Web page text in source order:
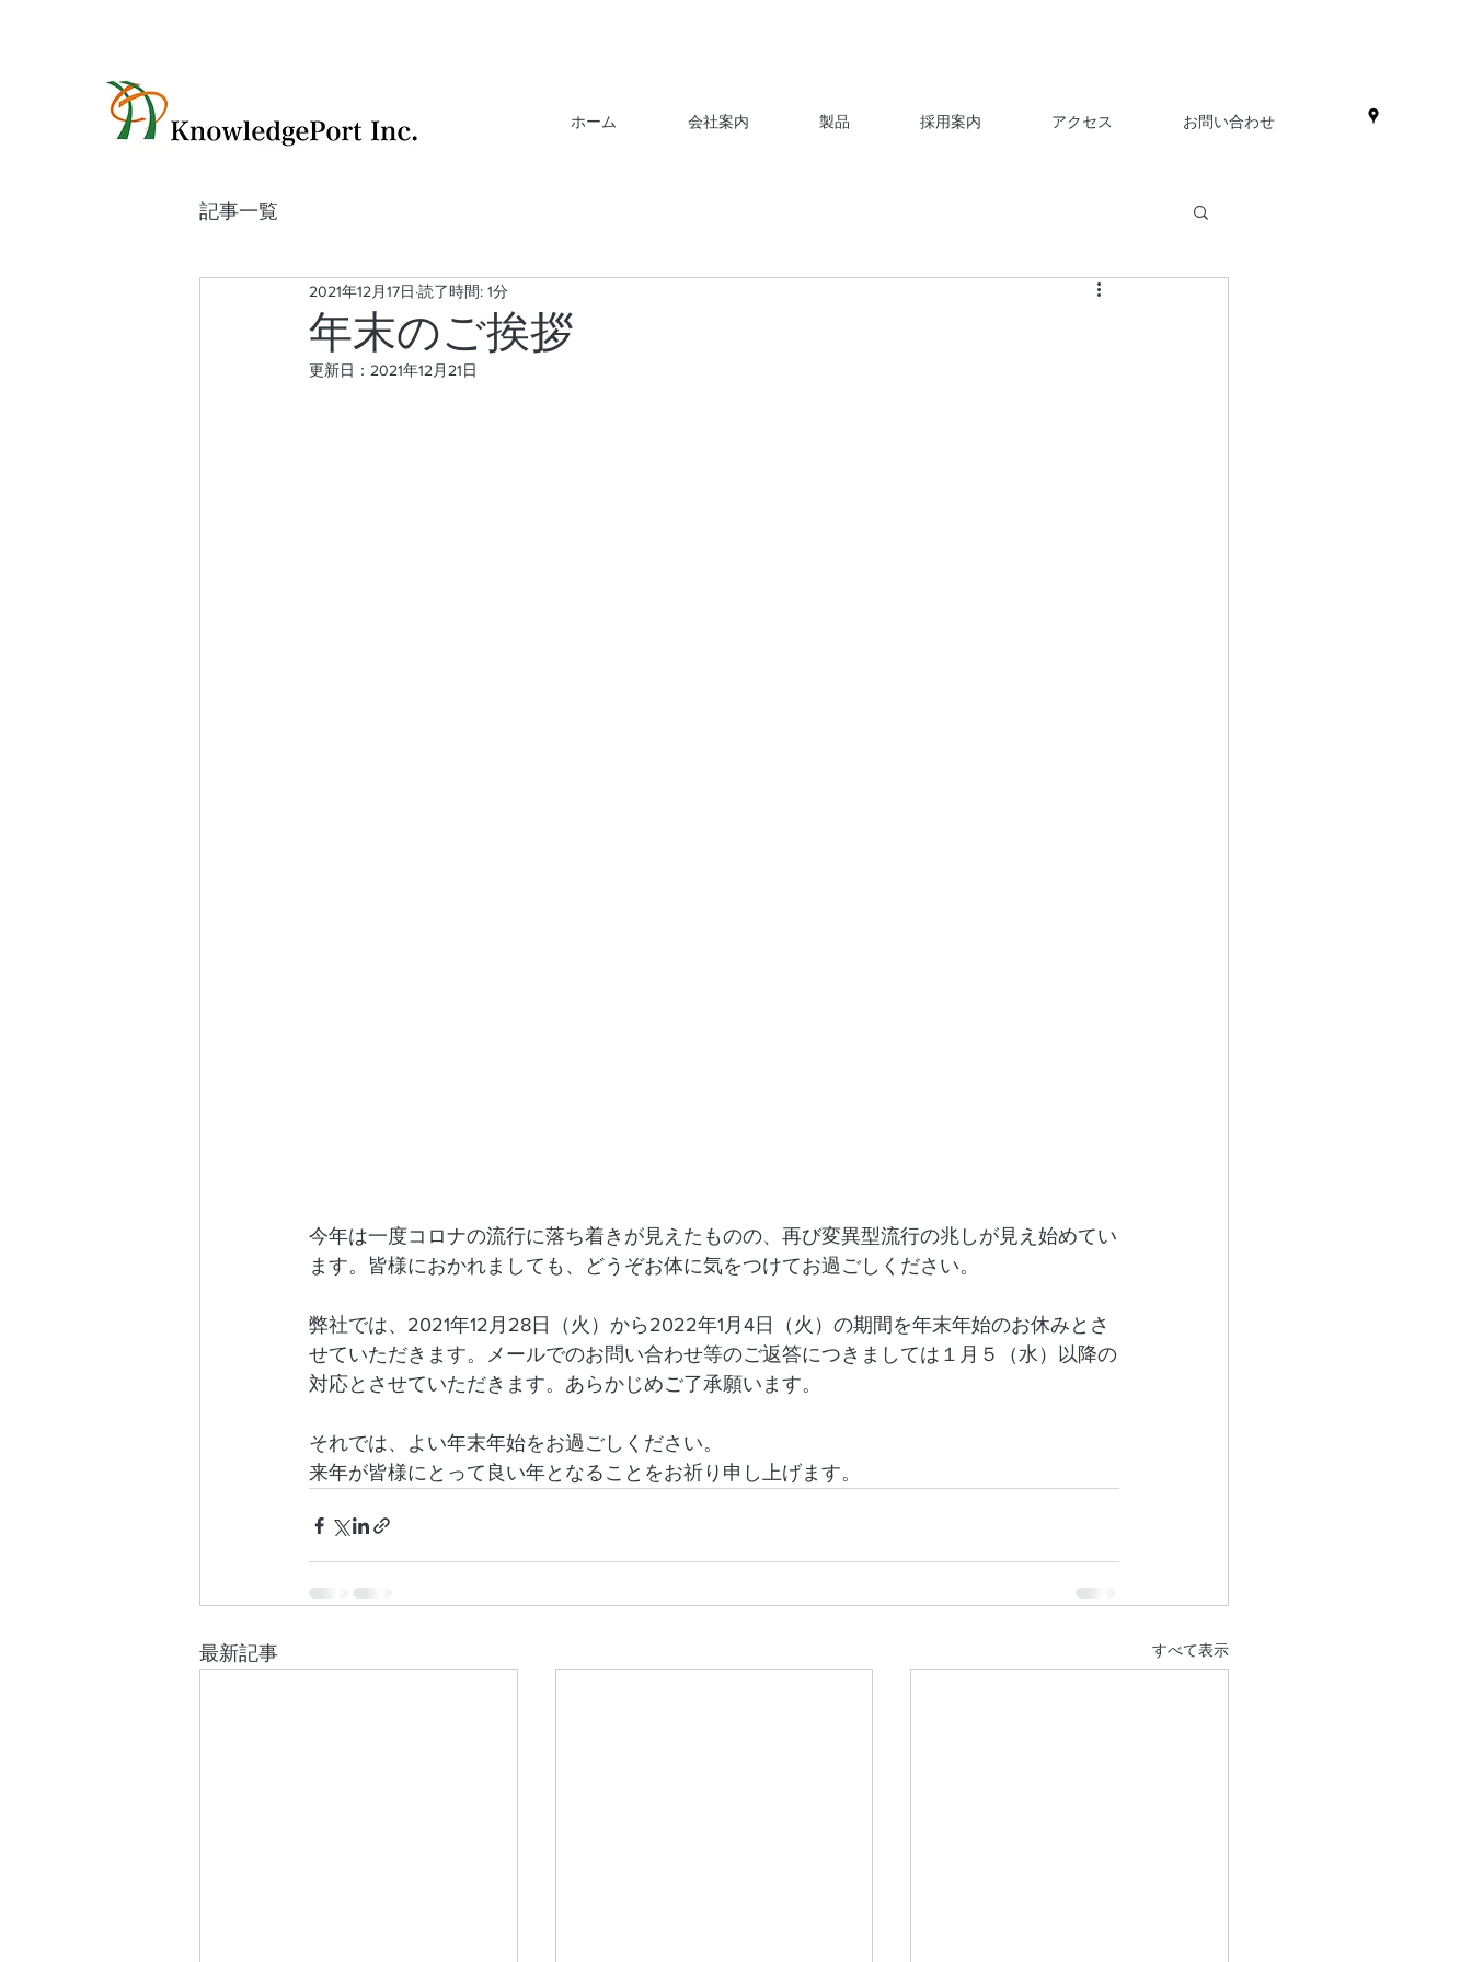
ホーム 会社案内 製品 採用案内 アクセス お問い合わせ
記事一覧
年末のご挨拶
2021年12月17日 読了時間: 1分
更新日： 2021年12月21日
今年は一度コロナの流行に落ち着きが見えたものの、再び変異型流行の兆しが見え始めてい
ます。皆様におかれましても、どうぞお体に気をつけてお過ごしください。
弊社では、2021年12月28日（火）から2022年1月4日（火）の期間を年末年始のお休みとさ
せていただきます。メールでのお問い合わせ等のご返答につきましては１月５（水）以降の
対応とさせていただきます。あらかじめご了承願います。
それでは、よい年末年始をお過ごしください。
来年が皆様にとって良い年となることをお祈り申し上げます。
最新記事 すべて表示